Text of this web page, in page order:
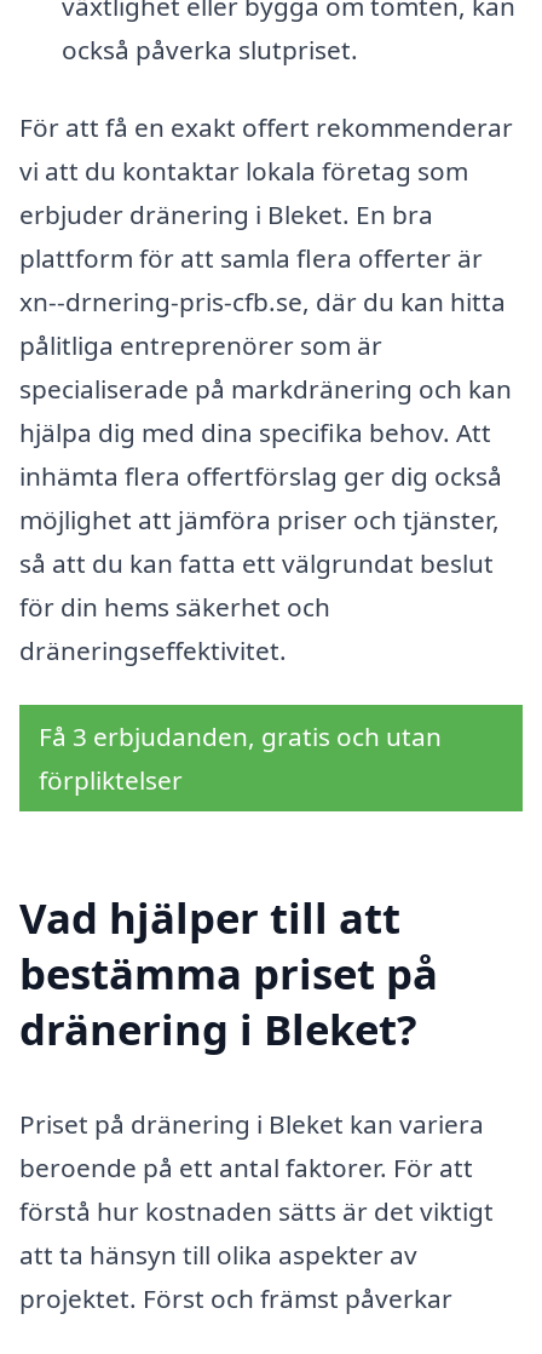
också påverka slutpriset.
För att få en exakt offert rekommenderar
vi att du kontaktar lokala företag som
erbjuder dränering i Bleket. En bra
plattform för att samla flera offerter är
xn--drnering-pris-cfb.se, där du kan hitta
pålitliga entreprenörer som är
specialiserade på markdränering och kan
hjälpa dig med dina specifika behov. Att
inhämta flera offertförslag ger dig också
möjlighet att jämföra priser och tjänster,
så att du kan fatta ett välgrundat beslut
för din hems säkerhet och
dräneringseffektivitet.
Få 3 erbjudanden, gratis och utan
förpliktelser
Vad hjälper till att
bestämma priset på
dränering i Bleket?
Priset på dränering i Bleket kan variera
beroende på ett antal faktorer. För att
förstå hur kostnaden sätts är det viktigt
att ta hänsyn till olika aspekter av
projektet. Först och främst påverkar